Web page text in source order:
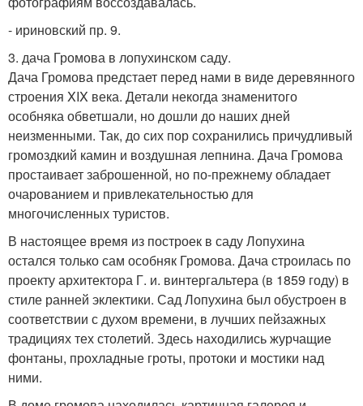
- ириновский пр. 9.
3. дача Громова в лопухинском саду.
Дача Громова предстает перед нами в виде деревянного
строения XIX века. Детали некогда знаменитого
особняка обветшали, но дошли до наших дней
неизменными. Так, до сих пор сохранились причудливый
громоздкий камин и воздушная лепнина. Дача Громова
простаивает заброшенной, но по-прежнему обладает
очарованием и привлекательностью для
многочисленных туристов.
В настоящее время из построек в саду Лопухина
остался только сам особняк Громова. Дача строилась по
проекту архитектора Г. и. винтергальтера (в 1859 году) в
стиле ранней эклектики. Сад Лопухина был обустроен в
соответствии с духом времени, в лучших пейзажных
традициях тех столетий. Здесь находились журчащие
фонтаны, прохладные гроты, протоки и мостики над
ними.